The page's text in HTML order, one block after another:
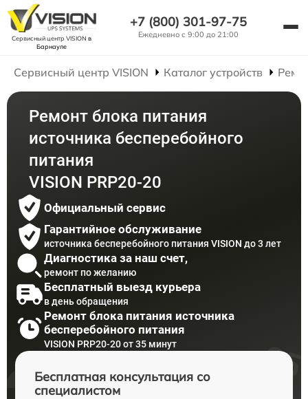
Сервисный центр VISION в
Барнауле
+7 (800) 301-97-75
Ежедневно с 9:00 до 21:00
Сервисный центр VISION Каталог устройств
Ремонт блока питания
источника бесперебойного
питания
VISION PRP20-20
Официальный сервис
Гарантийное обслуживание
источника бесперебойного питания VISION до 3 лет
Диагностика за наш счет,
ремонт по желанию
Бесплатный выезд курьера
в день обращения
Ремонт блока питания источника
бесперебойного питания
VISION PRP20-20 от 35 минут
Бесплатная консультация со
специалистом